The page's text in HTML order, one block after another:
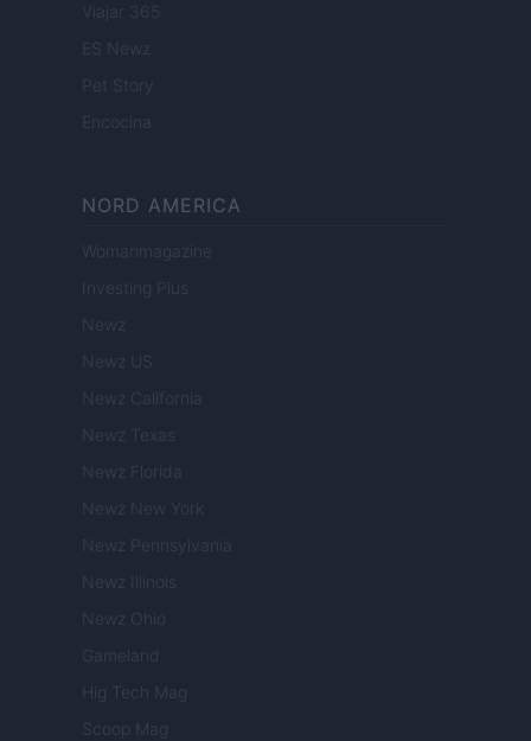
Viajar 365
ES Newz
Pet Story
Encocina
NORD AMERICA
Womanmagazine
Investing Plus
Newz
Newz US
Newz California
Newz Texas
Newz Florida
Newz New York
Newz Pennsylvania
Newz Illinois
Newz Ohio
Gameland
Hig Tech Mag
Scoop Mag